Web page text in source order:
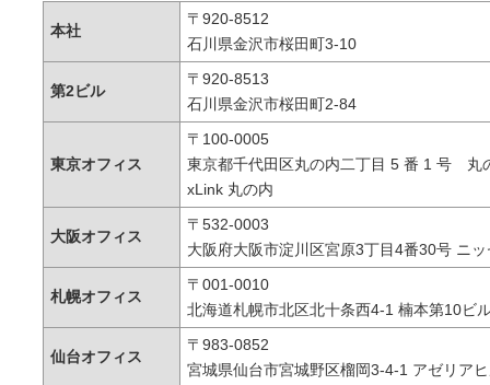
本社
〒920-8512
石川県金沢市桜田町3-10
第2ビル
〒920-8513
石川県金沢市桜田町2-84
東京オフィス
〒100-0005
東京都千代田区丸の内二丁目 5 番 1 号 丸
xLink 丸の内
大阪オフィス
〒532-0003
大阪府大阪市淀川区宮原3丁目4番30号 ニ
札幌オフィス
〒001-0010
北海道札幌市北区北十条西4-1 楠本第10ビ
仙台オフィス
〒983-0852
宮城県仙台市宮城野区榴岡3-4-1 アゼリア